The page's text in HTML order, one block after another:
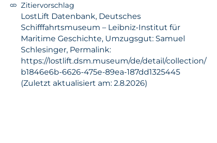
Zitiervorschlag
LostLift Datenbank, Deutsches
Schifffahrtsmuseum – Leibniz-Institut für
Maritime Geschichte, Umzugsgut: Samuel
Schlesinger, Permalink:
https://lostlift.dsm.museum/de/detail/collection/
b1846e6b-6626-475e-89ea-187dd1325445
(Zuletzt aktualisiert am: 2.8.2026)